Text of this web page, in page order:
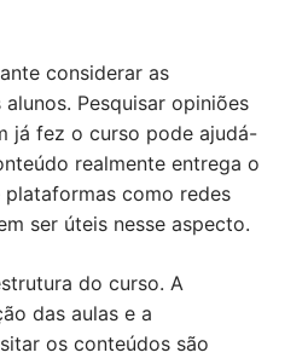
considerar as
Pesquisar opiniões
já fez o curso pode ajudá-
realmente entrega o
como redes
ser úteis nesse aspecto.
do curso. A
das aulas e a
os conteúdos são